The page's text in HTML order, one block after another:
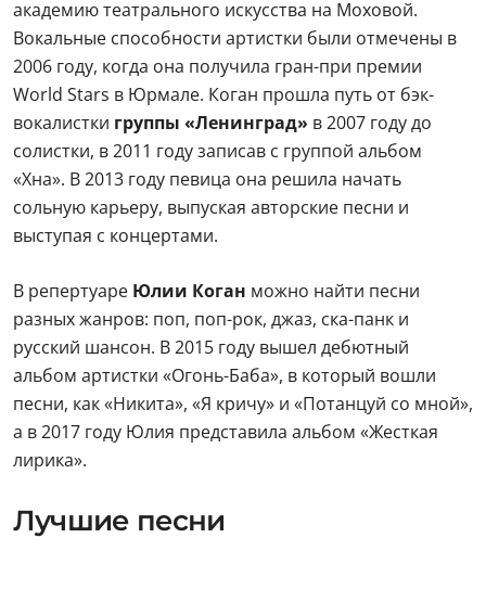
академию театрального искусства на Моховой.
Вокальные способности артистки были отмечены в
2006 году, когда она получила гран-при премии
World Stars в Юрмале. Коган прошла путь от бэк-
вокалистки группы «Ленинград» в 2007 году до
солистки, в 2011 году записав с группой альбом
«Хна». В 2013 году певица она решила начать
сольную карьеру, выпуская авторские песни и
выступая с концертами.
В репертуаре Юлии Коган можно найти песни
разных жанров: поп, поп-рок, джаз, ска-панк и
русский шансон. В 2015 году вышел дебютный
альбом артистки «Огонь-Баба», в который вошли
песни, как «Никита», «Я кричу» и «Потанцуй со мной»,
а в 2017 году Юлия представила альбом «Жесткая
лирика».
Лучшие песни